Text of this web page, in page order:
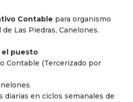
Contable para organismo
Las Piedras, Canelones.
el puesto
Contable (Tercerizado por
diarias en ciclos semanales de